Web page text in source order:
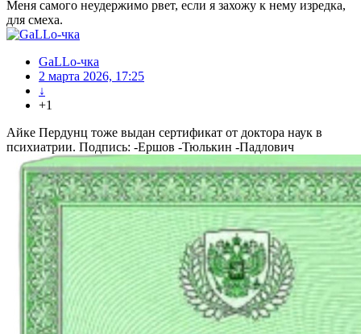
Меня самого неудержимо рвет, если я захожу к нему изредка,
для смеха.
GaLLo-чка
2 марта 2026, 17:25
↓
+1
Айке Пердунц тоже выдан сертификат от доктора наук в
психиатрии. Подпись: -Ершов -Тюлькин -Падлович